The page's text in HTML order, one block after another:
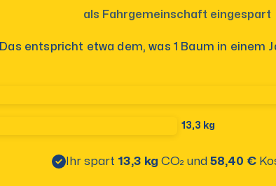
als Fahrgemeinschaft eingespart
Das entspricht etwa dem, was 1 Baum in einem
13,3 kg
Ihr spart 13,3 kg CO₂ und 58,40 €